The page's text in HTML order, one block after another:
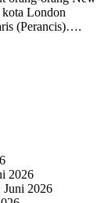
London
(Perancis)….
2026
Juni 2026